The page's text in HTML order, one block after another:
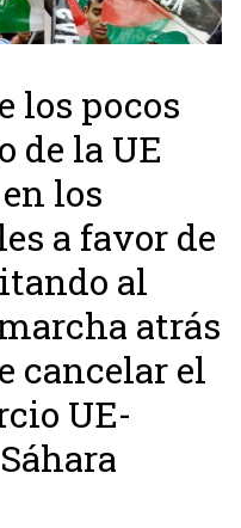
los pocos
de la UE
los
a favor de
al
atrás
cancelar el
UE-